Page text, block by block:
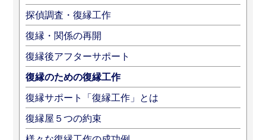
探偵調査・復縁工作
復縁・関係の再開
復縁後アフターサポート
復縁のための復縁工作
復縁サポート「復縁工作」とは
復縁屋５つの約束